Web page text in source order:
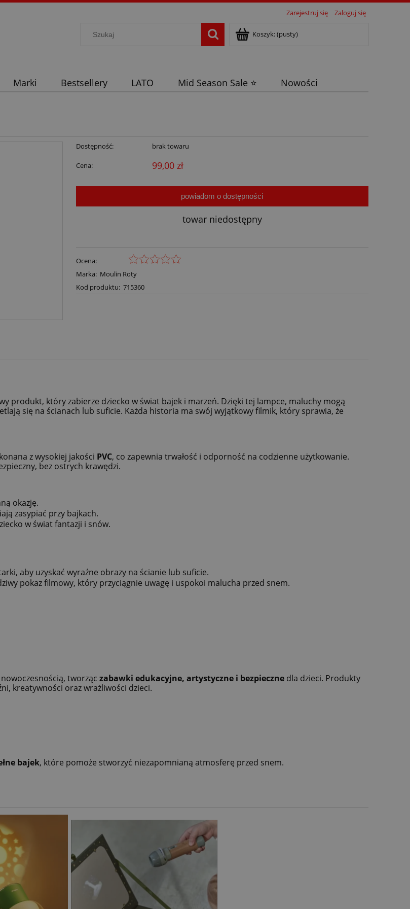
Zarejestruj się Zaloguj się
Koszyk:(pusty)
Marki Bestsellery LATO Mid Season Sale ⭐ Nowości
Dostępność: brak towaru
Cena: 99,00 zł
powiadom o dostępności
towar niedostępny
Ocena:
Marka: Moulin Roty
Kod produktu: 715360
produkt, który zabierze dziecko w świat bajek i marzeń. Dzięki tej lampce, maluchy mogą
się na ścianach lub suficie. Każda historia ma swój wyjątkowy filmik, który sprawia, że
z wysokiej jakości PVC, co zapewnia trwałość i odporność na codzienne użytkowanie.
bez ostrych krawędzi.
okazję.
zasypiać przy bajkach.
w świat fantazji i snów.
aby uzyskać wyraźne obrazy na ścianie lub suficie.
pokaz filmowy, który przyciągnie uwagę i uspokoi malucha przed snem.
tworząc zabawki edukacyjne, artystyczne i bezpieczne dla dzieci. Produkty
kreatywności oraz wrażliwości dzieci.
bajek, które pomoże stworzyć niezapomnianą atmosferę przed snem.